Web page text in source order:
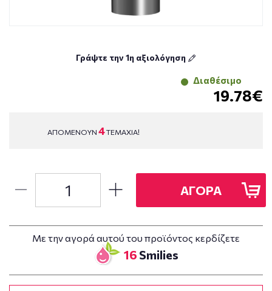
Γράψτε την 1η αξιολόγηση
Διαθέσιμο
19.78€
ΑΠΟΜΕΝΟΥΝ4ΤΕΜΑΧΙΑ!
ΑΓΟΡΑ
Με την αγορά αυτού του προϊόντος κερδίζετε
16 Smilies